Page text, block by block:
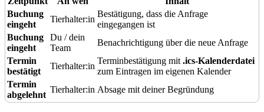
Buchung
eingeht
Tierhalter:in
Bestätigung, dass die Anfrage
eingegangen ist
Buchung
eingeht
Du / dein
Team
Benachrichtigung über die neue Anfrage
Termin
bestätigt
Tierhalter:in
Terminbestätigung mit .ics-Kalenderdatei
zum Eintragen im eigenen Kalender
Termin
abgelehnt
Tierhalter:in Absage mit deiner Begründung